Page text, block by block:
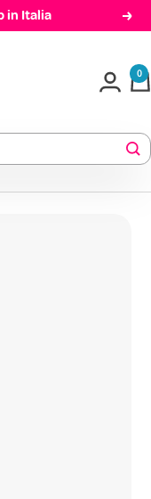
in Italia
0